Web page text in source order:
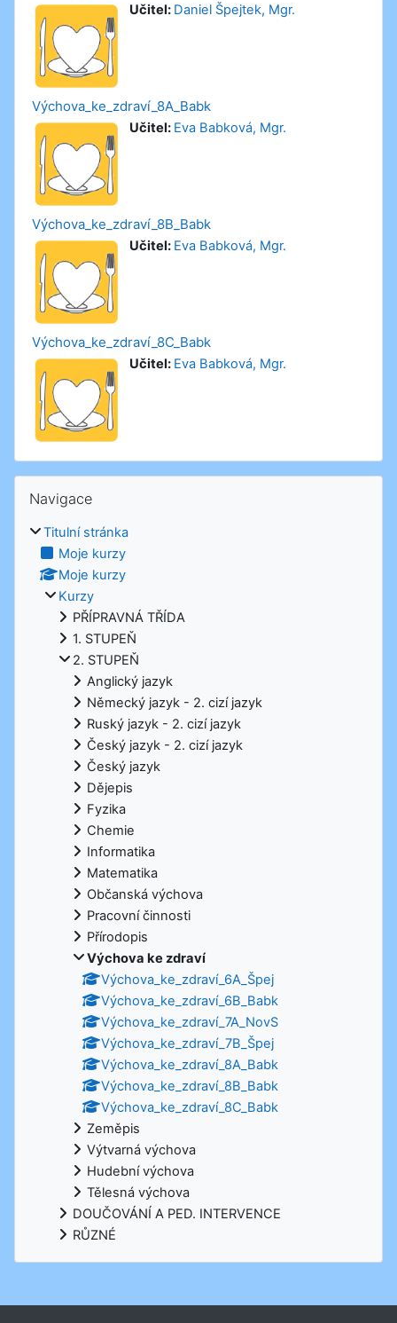
Učitel: Daniel Špejtek, Mgr.
Výchova_ke_zdraví_8A_Babk
Učitel: Eva Babková, Mgr.
Výchova_ke_zdraví_8B_Babk
Učitel: Eva Babková, Mgr.
Výchova_ke_zdraví_8C_Babk
Učitel: Eva Babková, Mgr.
Navigace
Titulní stránka
Moje kurzy
Moje kurzy
Kurzy
PŘÍPRAVNÁ TŘÍDA
1. STUPEŇ
2. STUPEŇ
Anglický jazyk
Německý jazyk - 2. cizí jazyk
Ruský jazyk - 2. cizí jazyk
Český jazyk - 2. cizí jazyk
Český jazyk
Dějepis
Fyzika
Chemie
Informatika
Matematika
Občanská výchova
Pracovní činnosti
Přírodopis
Výchova ke zdraví
Výchova_ke_zdraví_6A_Špej
Výchova_ke_zdraví_6B_Babk
Výchova_ke_zdraví_7A_NovS
Výchova_ke_zdraví_7B_Špej
Výchova_ke_zdraví_8A_Babk
Výchova_ke_zdraví_8B_Babk
Výchova_ke_zdraví_8C_Babk
Zeměpis
Výtvarná výchova
Hudební výchova
Tělesná výchova
DOUČOVÁNÍ A PED. INTERVENCE
RŮZNÉ